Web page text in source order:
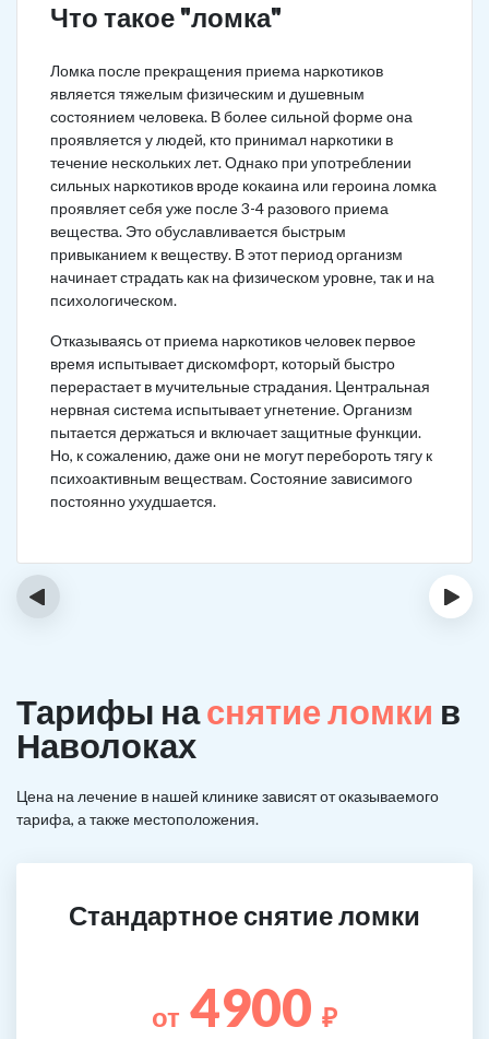
Что такое "ломка"
Ломка после прекращения приема наркотиков
является тяжелым физическим и душевным
состоянием человека. В более сильной форме она
проявляется у людей, кто принимал наркотики в
течение нескольких лет. Однако при употреблении
сильных наркотиков вроде кокаина или героина ломка
проявляет себя уже после 3-4 разового приема
вещества. Это обуславливается быстрым
привыканием к веществу. В этот период организм
начинает страдать как на физическом уровне, так и на
психологическом.
Отказываясь от приема наркотиков человек первое
время испытывает дискомфорт, который быстро
перерастает в мучительные страдания. Центральная
нервная система испытывает угнетение. Организм
пытается держаться и включает защитные функции.
Но, к сожалению, даже они не могут перебороть тягу к
психоактивным веществам. Состояние зависимого
постоянно ухудшается.
‹ ›
Тарифы наснятие ломки в
Наволоках
Цена на лечение в нашей клинике зависят от оказываемого
тарифа, а также местоположения.
Стандартное снятие ломки
от 4900 ₽